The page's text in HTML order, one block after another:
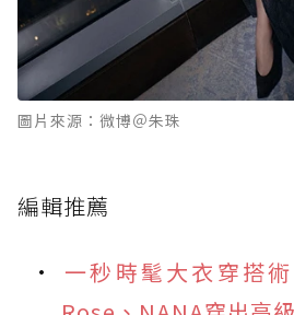
圖片來源：微博＠朱珠
編輯推薦
一秒時髦大衣穿搭